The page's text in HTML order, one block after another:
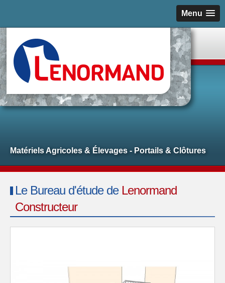
Menu
Matériels Agricoles & Élevages - Portails & Clôtures
Le Bureau d'étude de Lenormand
Constructeur